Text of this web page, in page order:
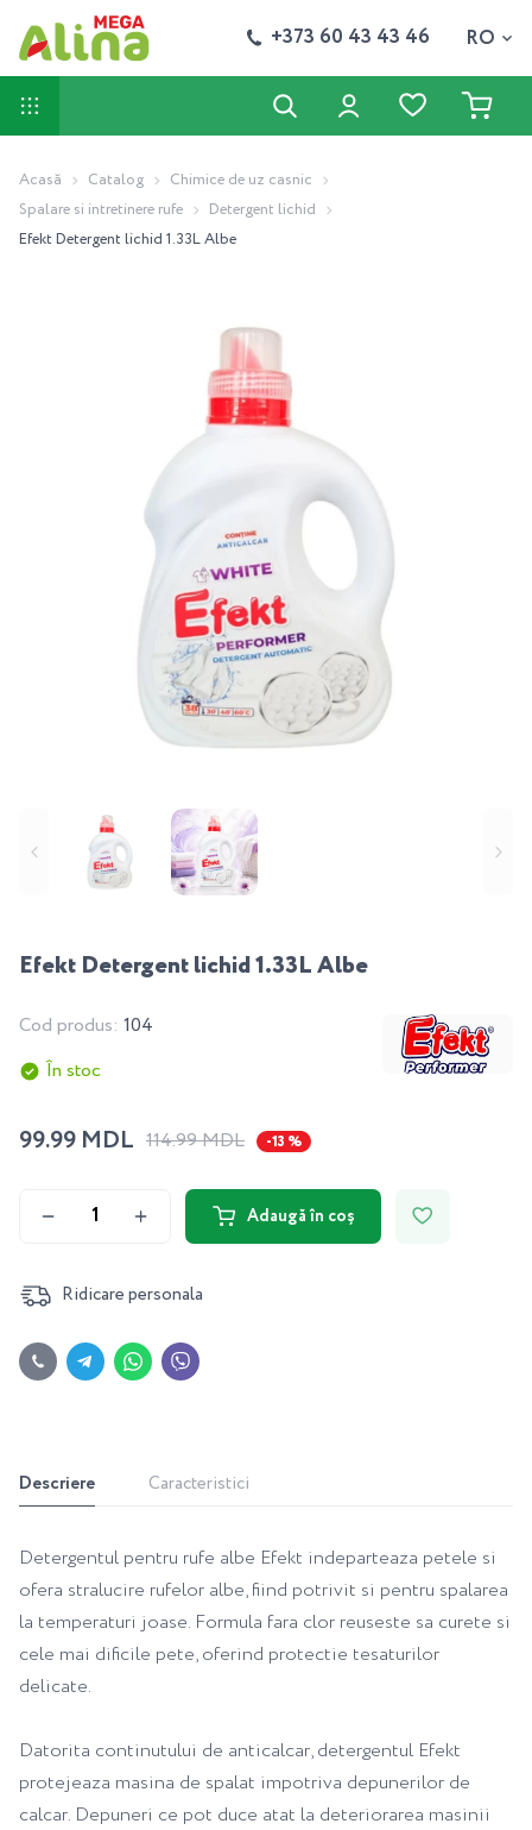
+373 60 43 43 46 RO
Acasă Catalog
Chimice de uz casnic
Spalare si intretinere rufe
Detergent lichid
Efekt Detergent lichid 1.33L Albe
Efekt Detergent lichid 1.33L Albe
Cod produs: 104
În stoc
99.99 MDL 114.99 MDL -13 %
Adaugă în coș
Ridicare personala
Descriere Caracteristici
Detergentul pentru rufe albe Efekt indeparteaza petele si
ofera stralucire rufelor albe, fiind potrivit si pentru spalarea
la temperaturi joase. Formula fara clor reuseste sa curete si
cele mai dificile pete, oferind protectie tesaturilor
delicate.
Datorita continutului de anticalcar, detergentul Efekt
protejeaza masina de spalat impotriva depunerilor de
calcar. Depuneri ce pot duce atat la deteriorarea masinii